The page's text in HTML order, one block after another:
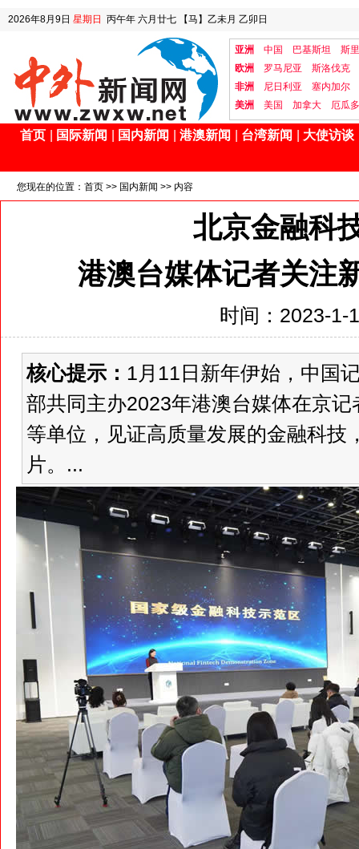
2026年8月9日 星期日 丙午年 六月廿七 【马】乙未月 乙卯日
亚洲 中国 巴基斯坦
斯
欧洲
罗马尼亚
斯洛伐克
非洲
尼日利亚
塞内加尔
美洲
美国 加拿大 厄瓜
首页 国际新闻 国内新闻 港澳新闻 台湾新闻 大使访谈
您现在的位置： 首页 >> 国内新闻 >> 内容
北京金融科
港澳台媒体记者关注
时间：2023-1-
核心提示： 1月11日新年伊始，中国
部共同主办2023年港澳台媒体在京
等单位，见证高质量发展的金融科技
片。...